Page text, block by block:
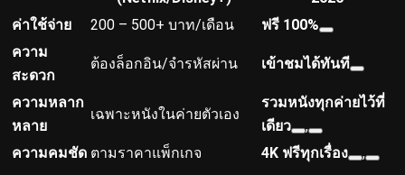
ค่าใช้จ่าย
200 – 500+ บาท/เดือน
ฟรี 100%
ความ
สะดวก
ต้องล็อกอิน/จำรหัสผ่าน เข้าชมได้ทันที
ความหลาก
หลาย
เฉพาะหนังในค่ายตัวเอง
รวมหนังทุกค่ายไว้ที่
เดียว
,
ความคมชัด ตามราคาแพ็กเกจ 4K ฟรีทุกเรื่อง ,